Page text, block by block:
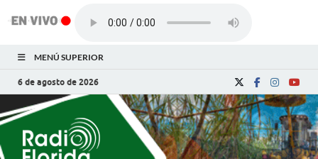
MENÚ SUPERIOR
6 de agosto de 2026
Radio Florida de
Noticias y Actualidades de Florida, Camagüey,